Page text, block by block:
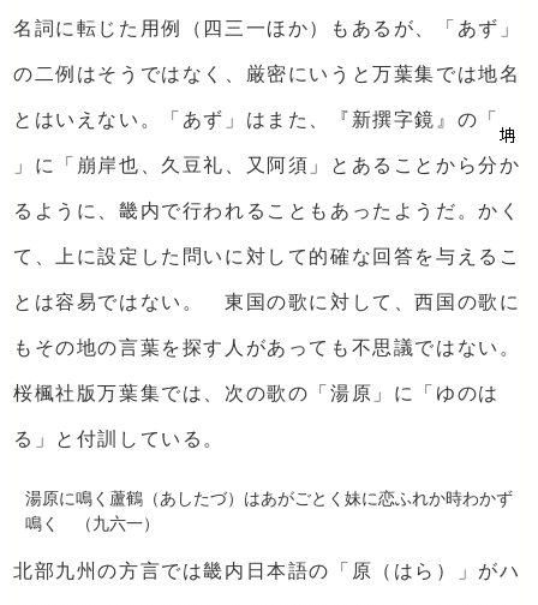
名詞に転じた用例（四三一ほか）もあるが、「あず」
の二例はそうではなく、厳密にいうと万葉集では地名
とはいえない。「あず」はまた、『新撰字鏡』の「
」に「崩岸也、久豆礼、又阿須」とあることから分か
るように、畿内で行われることもあったようだ。かく
て、上に設定した問いに対して的確な回答を与えるこ
とは容易ではない。 東国の歌に対して、西国の歌に
もその地の言葉を探す人があっても不思議ではない。
桜楓社版万葉集では、次の歌の「湯原」に「ゆのは
る」と付訓している。
湯原に鳴く蘆鶴（あしたづ）はあがごとく妹に恋ふれか時わかず
鳴く （九六一）
北部九州の方言では畿内日本語の「原（はら）」がハ